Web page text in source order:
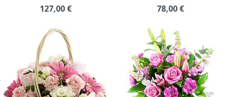
127,00 €
78,00€